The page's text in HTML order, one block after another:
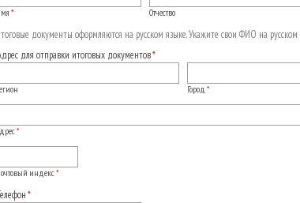
* Отчество
документы оформляются на русском языке. Укажите свои ФИО на русском
для отправки итоговых документов
Город *
*
индекс*